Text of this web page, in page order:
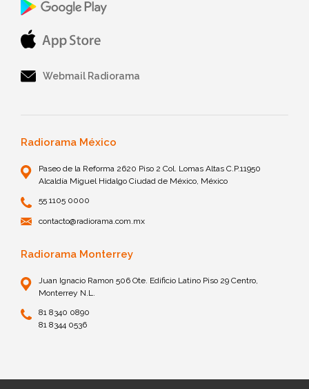
Webmail Radiorama
Radiorama México
Paseo de la Reforma 2620 Piso 2 Col. Lomas Altas C.P.11950
Alcaldía Miguel Hidalgo Ciudad de México, México
55 1105 0000
contacto@radiorama.com.mx
Radiorama Monterrey
Juan Ignacio Ramon 506 Ote. Edificio Latino Piso 29 Centro,
Monterrey N.L.
81 8340 0890
81 8344 0536